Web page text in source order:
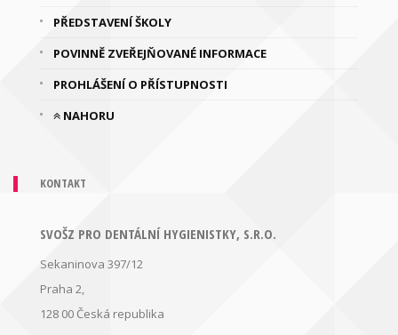
PŘEDSTAVENÍ ŠKOLY
POVINNĚ ZVEŘEJŇOVANÉ INFORMACE
PROHLÁŠENÍ O PŘÍSTUPNOSTI
NAHORU
KONTAKT
SVOŠZ PRO DENTÁLNÍ HYGIENISTKY, S.R.O.
Sekaninova 397/12
Praha 2,
128 00 Česká republika